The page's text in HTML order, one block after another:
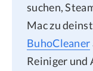
suchen,
Mac zu
BuhoCleaner
Reiniger und